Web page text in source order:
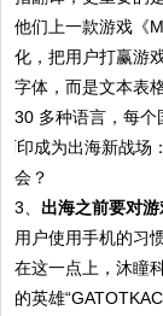
他们上一款游戏《
化，把用户打赢游
字体，而是文本表
30 多种语言，每个
3、 出海之前要对
用户使用手机的习
在这一点上，沐瞳
的英雄